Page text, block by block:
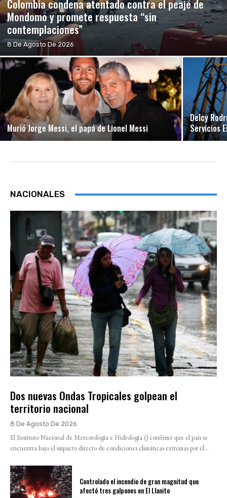
Colombia condena atentado contra el peaje de
Mondomo y promete respuesta “sin
contemplaciones”
8 De Agosto De 2026
Murió Jorge Messi, el papá de Lionel Messi
Delcy
Servicios
NACIONALES
Dos nuevas Ondas Tropicales golpean el
territorio nacional
8 De Agosto De 2026
El Instituto Nacional de Meteorología e Hidrología () confirmó que el país se
encuentra bajo el impacto directo de condiciones climáticas extremas por el...
Controlado el incendio de gran magnitud que
afectó tres galpones en El Llanito